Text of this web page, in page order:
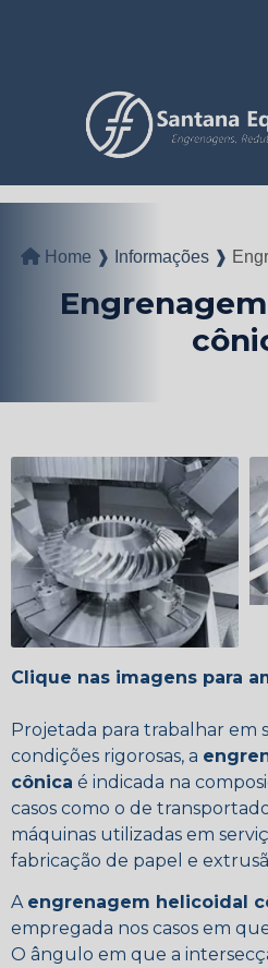
Home ❱ Informações ❱
Clique nas imagens para
Projetada para trabalhar em
condições rigorosas, a
cônica é indicada na
casos como o de
máquinas utilizadas em
fabricação de papel e
A engrenagem helicoidal
empregada nos casos em
O ângulo em que a